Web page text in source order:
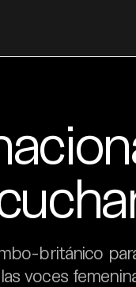
británico
voces